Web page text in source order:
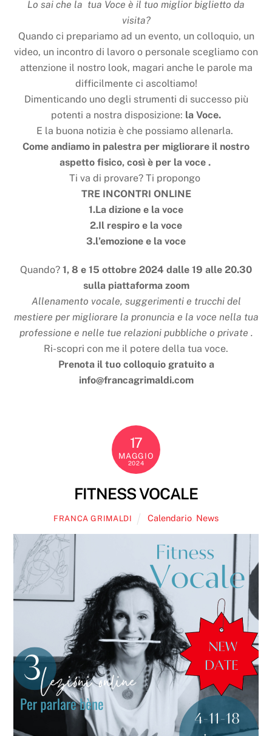
Lo sai che la tua Voce è il tuo miglior biglietto da
visita?
Quando ci prepariamo ad un evento, un colloquio, un
video, un incontro di lavoro o personale scegliamo con
attenzione il nostro look, magari anche le parole ma
difficilmente ci ascoltiamo!
Dimenticando uno degli strumenti di successo più
potenti a nostra disposizione: la Voce.
E la buona notizia è che possiamo allenarla.
Come andiamo in palestra per migliorare il nostro
aspetto fisico, così è per la voce .
Ti va di provare? Ti propongo
TRE INCONTRI ONLINE
1.La dizione e la voce
2.Il respiro e la voce
3.l’emozione e la voce
Quando? 1, 8 e 15 ottobre 2024 dalle 19 alle 20.30
sulla piattaforma zoom
Allenamento vocale, suggerimenti e trucchi del
mestiere per migliorare la pronuncia e la voce nella tua
professione e nelle tue relazioni pubbliche o private .
Ri-scopri con me il potere della tua voce.
Prenota il tuo colloquio gratuito a
info@francagrimaldi.com
17
MAGGIO
2024
FITNESS VOCALE
FRANCA GRIMALDI Calendario News